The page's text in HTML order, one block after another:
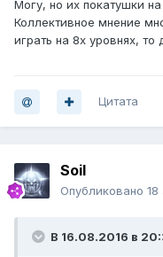
Могу, но их покатушки
Коллективное мнение
играть на 8х уровнях,
Цитата
Soil
Опубликовано 18
В 16.08.2016 в